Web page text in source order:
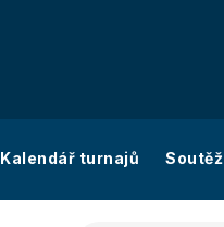
Kalendář turnajů Soutěž